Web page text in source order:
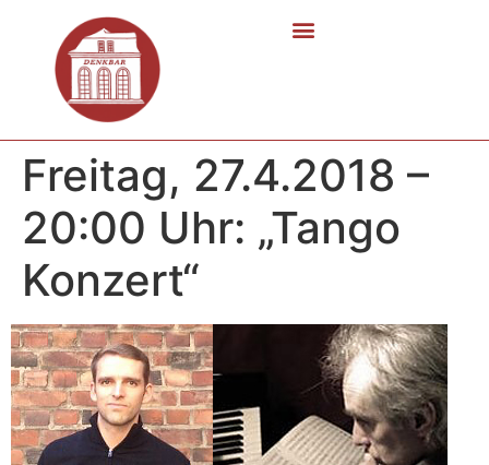
Freitag, 27.4.2018 –
20:00 Uhr: „Tango
Konzert“